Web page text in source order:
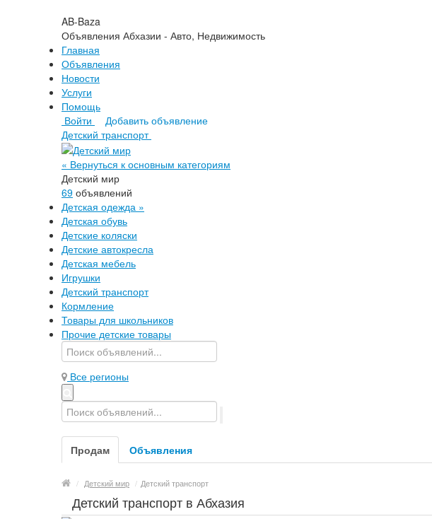
AB-Baza
Объявления Абхазии - Авто, Недвижимость
Главная
Объявления
Новости
Услуги
Помощь
Войти
Добавить объявление
Детский транспорт
« Вернуться к основным категориям
Детский мир
69 объявлений
Детская одежда »
Детская обувь
Детские коляски
Детские автокресла
Детская мебель
Игрушки
Детский транспорт
Кормление
Товары для школьников
Прочие детские товары
Все регионы
Продам Объявления
/ Детский мир / Детский транспорт
Детский транспорт в Абхазия